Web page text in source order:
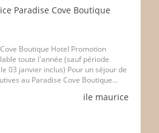
Paradise Cove Boutique
Boutique Hotel Promotion
toute l'année (sauf période
03 janvier inclus) Pour un séjour de
au Paradise Cove Boutique...
ile maurice